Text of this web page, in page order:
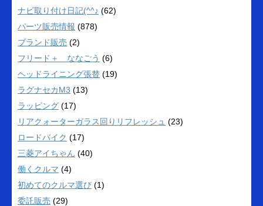
ナビ取り付け日記(^^♪ (62)
パーツ販売情報 (878)
ブランド販売 (2)
フリード＋ ななごう (6)
ヘッドライニング張替 (19)
ラグナセカM3 (13)
ラッピング (17)
リアクォーターガラス回りリフレッシュ (23)
ロードバイク (17)
三菱アイちゃん (40)
働くクルマ (4)
初めてのクルマ選び (1)
委託販売 (29)